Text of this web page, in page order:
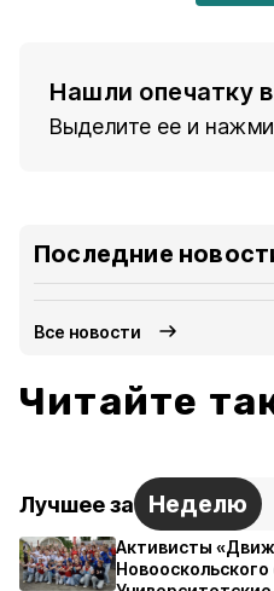
Нашли опечатку
Выделите ее и
Последние
Все новости
Читайте
Лучшее за Неделю
Активисты